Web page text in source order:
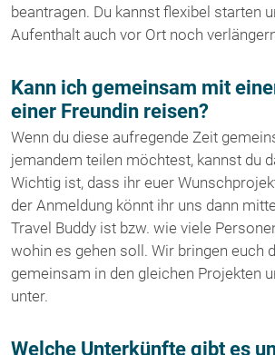
beantragen. Du kannst flexibel starten
Aufenthalt auch vor Ort noch
Kann ich gemeinsam mit
einer Freundin reisen?
Wenn du diese aufregende Zeit
jemandem teilen möchtest, kannst du
Wichtig ist, dass ihr euer
der Anmeldung könnt ihr uns dann
Travel Buddy ist bzw. wie viele
wohin es gehen soll. Wir bringen euch
gemeinsam in den gleichen Projekten
unter.
Welche Unterkünfte gibt es